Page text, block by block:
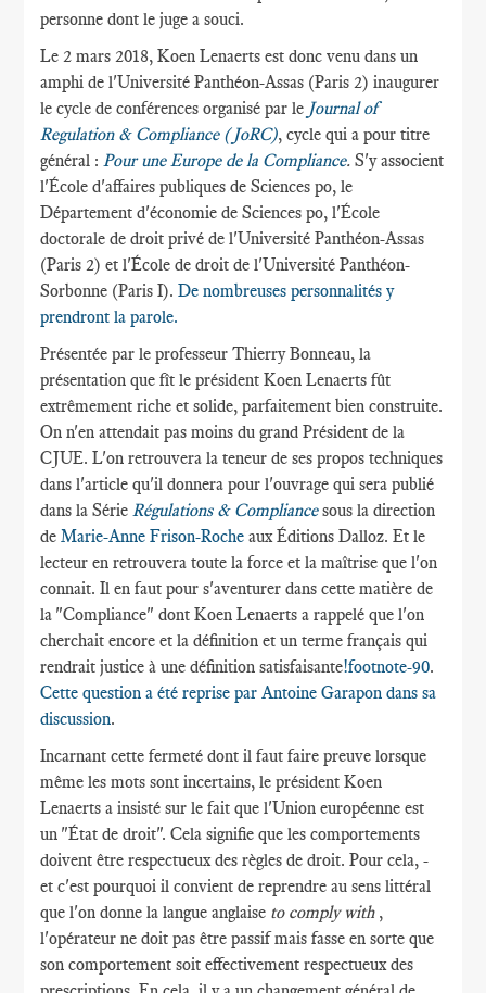
personne dont le juge a souci.
Le 2 mars 2018, Koen Lenaerts est donc venu dans un
amphi de l'Université Panthéon-Assas (Paris 2) inaugurer
le cycle de conférences organisé par le Journal of
Regulation & Compliance (JoRC), cycle qui a pour titre
général :Pour une Europe de la Compliance.S'y associent
l'École d'affaires publiques de Sciences po, le
Département d'économie de Sciences po, l'École
doctorale de droit privé de l'Université Panthéon-Assas
(Paris 2) et l'École de droit de l'Université Panthéon-
Sorbonne (Paris I).De nombreuses personnalités y
prendront la parole.
Présentée par le professeur Thierry Bonneau, la
présentation que fît le président Koen Lenaerts fût
extrêmement riche et solide, parfaitement bien construite.
On n'en attendait pas moins du grand Président de la
CJUE. L'on retrouvera la teneur de ses propos techniques
dans l'article qu'il donnera pour l'ouvrage qui sera publié
dans la SérieRégulations & Compliancesous la direction
deMarie-Anne Frison-Roche aux Éditions Dalloz. Et le
lecteur en retrouvera toute la force et la maîtrise que l'on
connait. Il en faut pour s'aventurer dans cette matière de
la "Compliance" dont Koen Lenaerts a rappelé que l'on
cherchait encore et la définition et un terme français qui
rendrait justice à une définition satisfaisante!footnote-90.
Cette question a été reprise par Antoine Garapon dans sa
discussion.
Incarnant cette fermeté dont il faut faire preuve lorsque
même les mots sont incertains, le président Koen
Lenaerts a insisté sur le fait que l'Union européenne est
un "État de droit". Cela signifie que les comportements
doivent être respectueux des règles de droit. Pour cela, -
et c'est pourquoi il convient de reprendre au sens littéral
que l'on donne la langue anglaise to comply with ,
l'opérateur ne doit pas être passif mais fasse en sorte que
son comportement soit effectivement respectueux des